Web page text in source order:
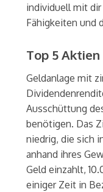
individuell mit
Fähigkeiten und
Top 5 Aktien
Geldanlage mit
Ausschüttung
benötigen. Das
niedrig, die sich
anhand ihres
Geld einzahlt,
einiger Zeit in